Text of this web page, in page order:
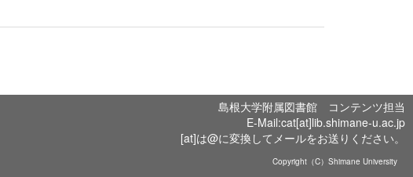
島根大学附属図書館 コンテンツ担当
E-Mail:cat[at]lib.shimane-u.ac.jp
[at]は@に変換してメールをお送りください。
Copyright（C）Shimane University